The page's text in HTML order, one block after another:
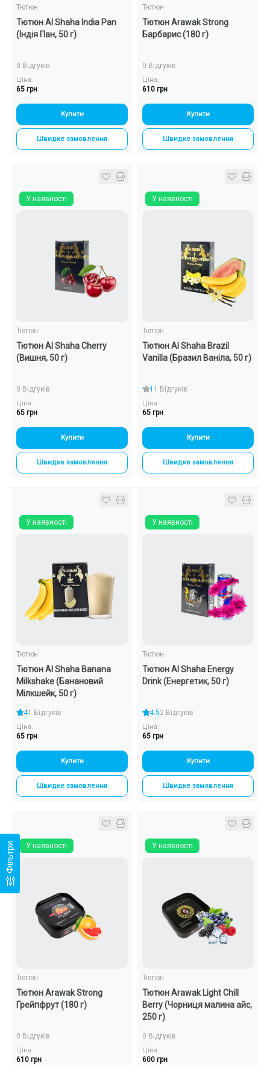
Тютюн
Тютюн Al Shaha India Pan
(Індія Пан, 50 г)
0 Відгуків
Ціна:
65 грн
Купити
Швидке замовлення
Тютюн
Тютюн Arawak Strong
Барбарис (180 г)
0 Відгуків
Ціна:
610 грн
Купити
Швидке замовлення
У наявності
Тютюн
Тютюн Al Shaha Cherry
(Вишня, 50 г)
0 Відгуків
Ціна:
65 грн
Купити
Швидке замовлення
У наявності
Тютюн
Тютюн Al Shaha Brazil
Vanilla (Бразил Ваніла, 50 г)
1 1 Відгуків
Ціна:
65 грн
Купити
Швидке замовлення
У наявності
Тютюн
Тютюн Al Shaha Banana
Milkshake (Банановий
Мілкшейк, 50 г)
41 Відгуків
Ціна:
65 грн
Купити
Швидке замовлення
У наявності
Тютюн
Тютюн Al Shaha Energy
Drink (Енергетик, 50 г)
4.52 Відгуків
Ціна:
65 грн
Купити
Швидке замовлення
У наявності
Тютюн
Тютюн Arawak Strong
Грейпфрут (180 г)
0 Відгуків
Ціна:
610 грн
У наявності
Тютюн
Тютюн Arawak Light Chill
Berry (Чорниця малина айс,
250 г)
0 Відгуків
Ціна:
600 грн
Фільтри